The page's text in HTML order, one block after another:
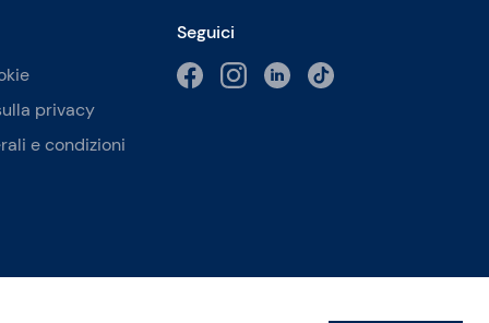
privacy
e condizioni
Seguici